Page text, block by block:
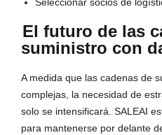
Seleccionar socios de
El futuro de las
suministro con
A medida que las cadenas de
complejas, la necesidad de
solo se intensificará. SALEAI
para mantenerse por delante